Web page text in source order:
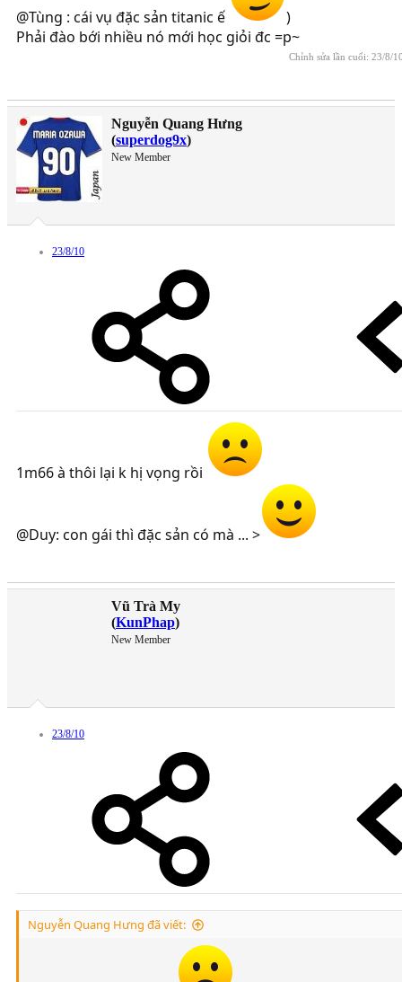
@Tùng : cái vụ đặc sản titanic ế
)
Phải đào bới nhiều nó mới học giỏi đc =p~
Chỉnh sửa lần cuối: 23/8/
Nguyễn Quang Hưng
(superdog9x)
New Member
23/8/10
1m66 à thôi lại k hị vọng rồi
@Duy: con gái thì đặc sản có mà ... >
Vũ Trà My
(KunPhap)
New Member
23/8/10
Nguyễn Quang Hưng đã viết: